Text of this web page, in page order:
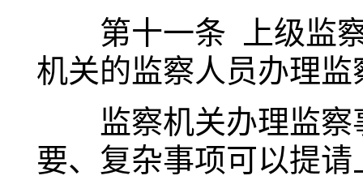
第十一条 上级监察
机关的监察人员办理
监察机关办理监察
要、复杂事项可以提